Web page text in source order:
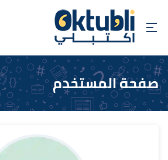
صفحة المستخدم